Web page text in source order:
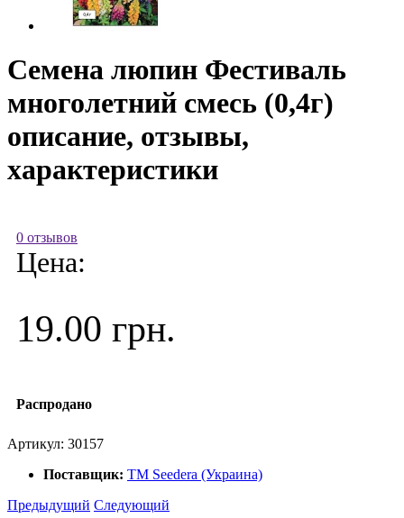
Семена люпин Фестиваль
многолетний смесь (0,4г)
описание, отзывы,
характеристики
0 отзывов
Цена:
19.00 грн.
Распродано
Артикул: 30157
Поставщик: ТМ Seedera (Украина)
Предыдущий Следующий